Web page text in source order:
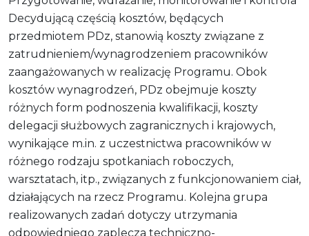
Decydującą częścią kosztów, będących
przedmiotem PDz, stanowią koszty związane z
zatrudnieniem/wynagrodzeniem pracowników
zaangażowanych w realizację Programu. Obok
kosztów wynagrodzeń, PDz obejmuje koszty
różnych form podnoszenia kwalifikacji, koszty
delegacji służbowych zagranicznych i krajowych,
wynikające m.in. z uczestnictwa pracowników w
różnego rodzaju spotkaniach roboczych,
warsztatach, itp., związanych z funkcjonowaniem ciał,
działających na rzecz Programu. Kolejna grupa
realizowanych zadań dotyczy utrzymania
odpowiedniego zaplecza techniczno-